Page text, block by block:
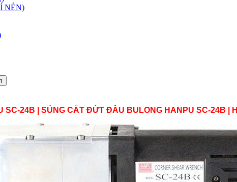
NÉN)
SC-24B | SÚNG CẮT ĐỨT ĐẦU BULONG HANPU SC-24B |